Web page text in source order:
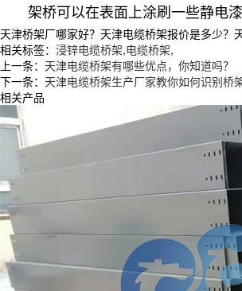
架桥可以在表面上涂刷一些静电漆
天津桥架厂哪家好？天津电缆桥架报价是多少
相关标签： 浸锌电缆桥架,电缆桥架,
上一条： 天津电缆桥架有哪些优点，你知道吗？
下一条： 天津电缆桥架生产厂家教你如何识别桥
相关产品